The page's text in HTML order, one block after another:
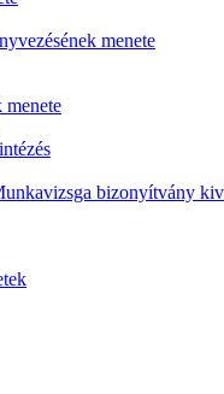
menete
menete
bizonyítvány